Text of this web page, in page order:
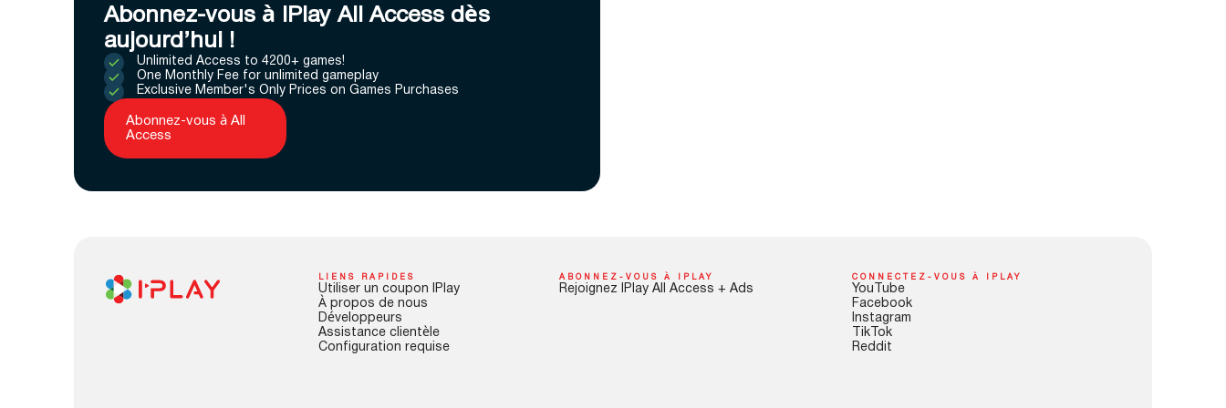
Abonnez-vous à IPlay All Access dès
aujourd’hui !
Unlimited Access to 4200+ games!
One Monthly Fee for unlimited gameplay
Exclusive Member's Only Prices on Games Purchases
Abonnez-vous à All
Access
LIENS RAPIDES
Utiliser un coupon IPlay
À propos de nous
Développeurs
Assistance clientèle
Configuration requise
ABONNEZ-VOUS À IPLAY
Rejoignez IPlay All Access + Ads
CONNECTEZ-VOUS À IPLAY
YouTube
Facebook
Instagram
TikTok
Reddit